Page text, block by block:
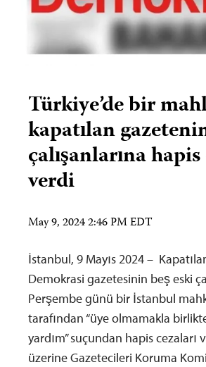
Türkiye’de bir
kapatılan
çalışanlarına
verdi
May 9, 2024 2:46 PM EDT
İstanbul, 9 Mayıs 2024 –
Demokrasi gazetesinin beş eski
Perşembe günü bir İstanbul
tarafından “üye olmamakla
yardım” suçundan hapis cezaları
üzerine Gazetecileri Koruma